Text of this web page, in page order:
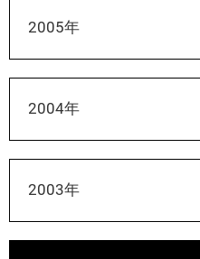
2005年
2004年
2003年